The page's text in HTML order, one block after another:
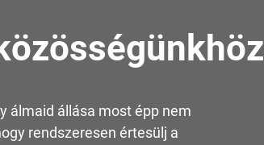
álmaid állása most épp nem
rendszeresen értesülj a